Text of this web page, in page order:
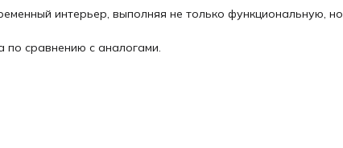
интерьер, выполняя не только функциональную,
по сравнению с аналогами.